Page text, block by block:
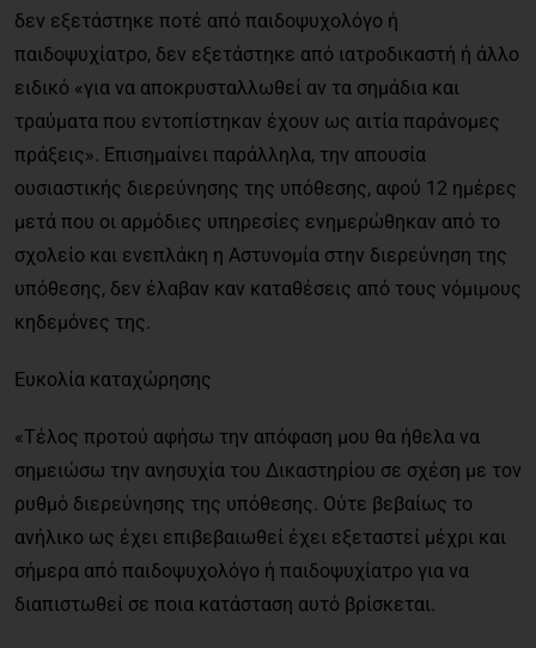
δεν εξετάστηκε ποτέ από παιδοψυχολόγο ή
παιδοψυχίατρο, δεν εξετάστηκε από ιατροδικαστή ή άλλο
ειδικό «για να αποκρυσταλλωθεί αν τα σημάδια και
τραύματα που εντοπίστηκαν έχουν ως αιτία παράνομες
πράξεις». Επισημαίνει παράλληλα, την απουσία
ουσιαστικής διερεύνησης της υπόθεσης, αφού 12 ημέρες
μετά που οι αρμόδιες υπηρεσίες ενημερώθηκαν από το
σχολείο και ενεπλάκη η Αστυνομία στην διερεύνηση της
υπόθεσης, δεν έλαβαν καν καταθέσεις από τους νόμιμους
κηδεμόνες της.
Ευκολία καταχώρησης
«Τέλος προτού αφήσω την απόφαση μου θα ήθελα να
σημειώσω την ανησυχία του Δικαστηρίου σε σχέση με τον
ρυθμό διερεύνησης της υπόθεσης. Ούτε βεβαίως το
ανήλικο ως έχει επιβεβαιωθεί έχει εξεταστεί μέχρι και
σήμερα από παιδοψυχολόγο ή παιδοψυχίατρο για να
διαπιστωθεί σε ποια κατάσταση αυτό βρίσκεται.